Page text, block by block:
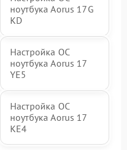
ноутбука Aorus 17G
KD
Настройка ОС
ноутбука Aorus 17
YE5
Настройка ОС
ноутбука Aorus 17
KE4